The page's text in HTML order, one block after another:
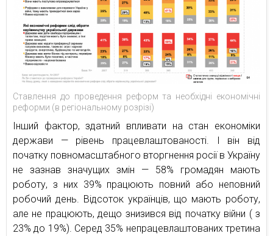
Ставлення до проведення реформ та необхідні економічні
реформи (в регіональному розрізі)
Інший фактор, здатний впливати на стан економіки
держави — рівень працевлаштованості. І він від
початку повномасштабного вторгнення росії в Україну
не зазнав значущих змін — 58% громадян мають
роботу, з них 39% працюють повний або неповний
робочий день. Відсоток українців, що мають роботу,
але не працюють, дещо знизився від початку війни ( з
23% до 19%). Серед 35% непрацевлаштованих третина